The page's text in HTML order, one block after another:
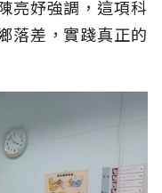
亮妤強調，這項科
落差，實踐真正的